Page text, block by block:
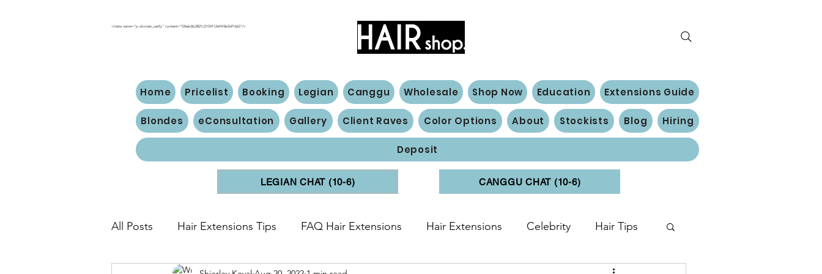
<meta name="p:domain_verify" content="f26eb6b2821c5154112ef418e3df1663"/>
Home Pricelist Booking Legian Canggu Wholesale Shop Now Education Extensions Guide
Blondes eConsultation Gallery Client Raves Color Options About Stockists Blog Hiring
Deposit
LEGIAN CHAT (10-6) CANGGU CHAT (10-6)
All Posts Hair Extensions Tips FAQ Hair Extensions Hair Extensions Celebrity Hair Tips